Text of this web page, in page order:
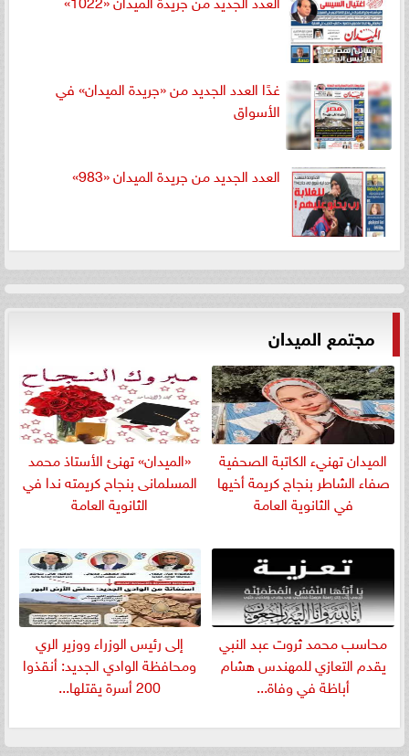
غدًا العدد الجديد من «جريدة الميدان» في
الأسواق
العدد الجديد من جريدة الميدان «983»
مجتمع الميدان
الميدان تهنيء الكاتبة الصحفية
صفاء الشاطر بنجاج كريمة أخيها
في الثانوية العامة
«الميدان» تهنئ الأستاذ محمد
المسلمانى بنجاح كريمته ندا في
الثانوية العامة
​محاسب محمد ثروت عبد النبي
يقدم التعازي للمهندس هشام
أباظة في وفاة...
إلى رئيس الوزراء ووزير الري
ومحافظة الوادي الجديد: أنقذوا
200 أسرة يقتلها...